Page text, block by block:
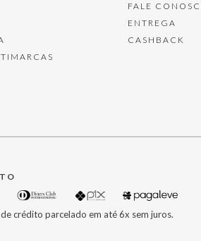
FALE
ENTREGA
CASHBACK
crédito parcelado em até 6x sem juros.